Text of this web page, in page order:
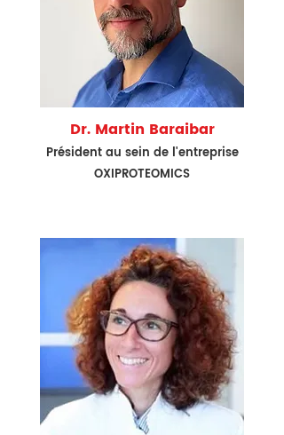
Dr. Martin Baraibar
Président au sein de l'entreprise
OXIPROTEOMICS